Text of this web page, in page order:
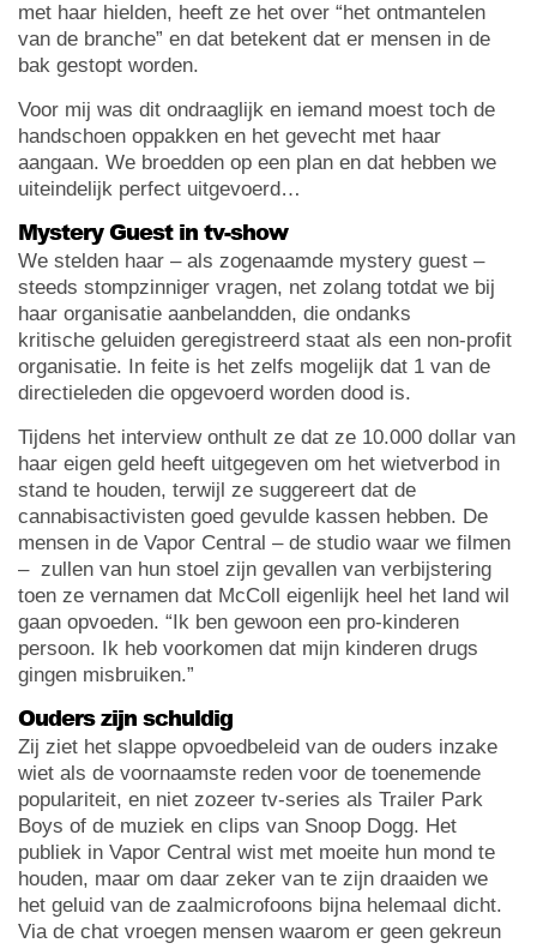
met haar hielden, heeft ze het over “het ontmantelen
van de branche” en dat betekent dat er mensen in de
bak gestopt worden.
Voor mij was dit ondraaglijk en iemand moest toch de
handschoen oppakken en het gevecht met haar
aangaan. We broedden op een plan en dat hebben we
uiteindelijk perfect uitgevoerd…
Mystery Guest in tv-show
We stelden haar – als zogenaamde mystery guest –
steeds stompzinniger vragen, net zolang totdat we bij
haar organisatie aanbelandden, die ondanks
kritische geluiden geregistreerd staat als een non-profit
organisatie. In feite is het zelfs mogelijk dat 1 van de
directieleden die opgevoerd worden dood is.
Tijdens het interview onthult ze dat ze 10.000 dollar van
haar eigen geld heeft uitgegeven om het wietverbod in
stand te houden, terwijl ze suggereert dat de
cannabisactivisten goed gevulde kassen hebben. De
mensen in de Vapor Central – de studio waar we filmen
– zullen van hun stoel zijn gevallen van verbijstering
toen ze vernamen dat McColl eigenlijk heel het land wil
gaan opvoeden. “Ik ben gewoon een pro-kinderen
persoon. Ik heb voorkomen dat mijn kinderen drugs
gingen misbruiken.”
Ouders zijn schuldig
Zij ziet het slappe opvoedbeleid van de ouders inzake
wiet als de voornaamste reden voor de toenemende
populariteit, en niet zozeer tv-series als Trailer Park
Boys of de muziek en clips van Snoop Dogg. Het
publiek in Vapor Central wist met moeite hun mond te
houden, maar om daar zeker van te zijn draaiden we
het geluid van de zaalmicrofoons bijna helemaal dicht.
Via de chat vroegen mensen waarom er geen gekreun